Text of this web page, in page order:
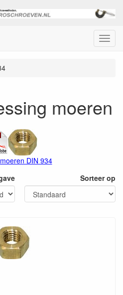
Menu
moeren
DIN 934
Sorteer op